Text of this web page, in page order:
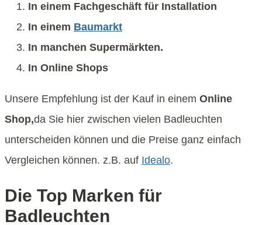
In einem Fachgeschäft für Installation
In einem Baumarkt
In manchen Supermärkten.
In Online Shops
Unsere Empfehlung ist der Kauf in einem Online
Shop,da Sie hier zwischen vielen Badleuchten
unterscheiden können und die Preise ganz einfach
Vergleichen können. z.B. auf Idealo.
Die Top Marken für
Badleuchten